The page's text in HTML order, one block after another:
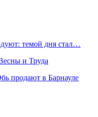
темой дня стал…
и Труда
продают в Барнауле